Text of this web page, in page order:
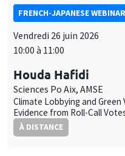
SÉMINAIRES
FRENCH-JAPANESE WEBINAR
11:00 à 12:00
Qin Zhang
Shiga University
Do the perceptions of